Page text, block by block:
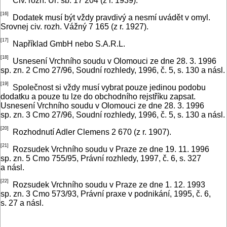
[16]
Dodatek musí být vždy pravdivý a nesmí uvádět v omyl.
Srovnej civ. rozh. Vážný 7 165 (z r. 1927).
[17] Například GmbH nebo S.A.R.L.
[18]
Usnesení Vrchního soudu v Olomouci ze dne 28. 3. 1996
sp. zn. 2 Cmo 27/96, Soudní rozhledy, 1996, č. 5, s. 130 a násl.
[19]
Společnost si vždy musí vybrat pouze jedinou podobu
dodatku a pouze tu lze do obchodního rejstříku zapsat.
Usnesení Vrchního soudu v Olomouci ze dne 28. 3. 1996
sp. zn. 3 Cmo 27/96, Soudní rozhledy, 1996, č. 5, s. 130 a násl.
[20] Rozhodnutí Adler Clemens 2 670 (z r. 1907).
[21]
Rozsudek Vrchního soudu v Praze ze dne 19. 11. 1996
sp. zn. 5 Cmo 755/95, Právní rozhledy, 1997, č. 6, s. 327
a násl.
[22]
Rozsudek Vrchního soudu v Praze ze dne 1. 12. 1993
sp. zn. 3 Cmo 573/93, Právní praxe v podnikání, 1995, č. 6,
s. 27 a násl.